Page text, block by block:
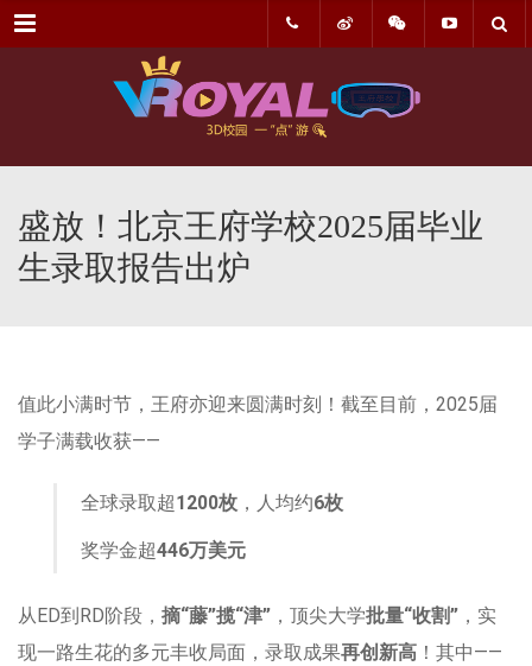
菜单
盛放！北京王府学校2025届毕业
生录取报告出炉
值此小满时节，王府亦迎来圆满时刻！截至目前，2025届
学子满载收获——
全球录取超1200枚 ，人均约6枚
奖学金超446万美元
从ED到RD阶段， 摘“藤”揽“津” ，顶尖大学批量“收割” ，实
现一路生花的多元丰收局面，录取成果再创新高 ！其中——